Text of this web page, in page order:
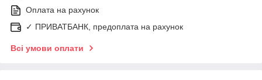
Оплата на рахунок
✓ ПРИВАТБАНК, предоплата на рахунок
Всі умови оплати